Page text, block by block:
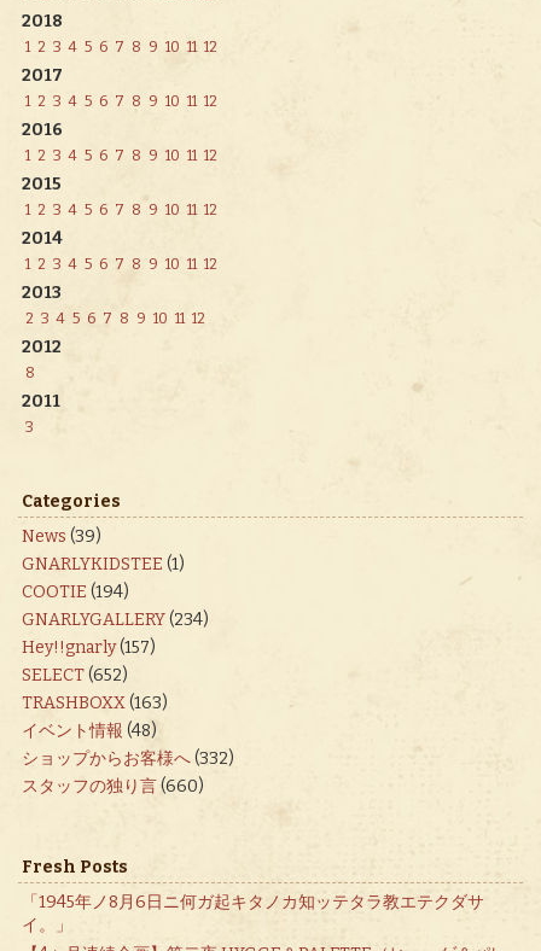
2018
1 2 3 4 5 6 7 8 9 10 11 12
2017
1 2 3 4 5 6 7 8 9 10 11 12
2016
1 2 3 4 5 6 7 8 9 10 11 12
2015
1 2 3 4 5 6 7 8 9 10 11 12
2014
1 2 3 4 5 6 7 8 9 10 11 12
2013
2 3 4 5 6 7 8 9 10 11 12
2012
8
2011
3
Categories
News (39)
GNARLYKIDSTEE (1)
COOTIE (194)
GNARLYGALLERY(234)
Hey!!gnarly(157)
SELECT(652)
TRASHBOXX(163)
イベント情報 (48)
ショップからお客様へ(332)
スタッフの独り言(660)
Fresh Posts
「1945年ノ8月6日ニ何ガ起キタノカ知ッテタラ教エテクダサ
イ。」